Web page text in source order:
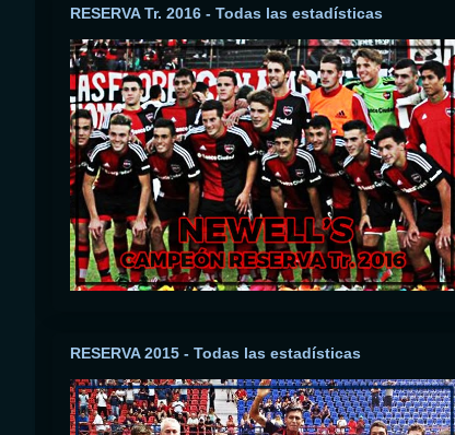
RESERVA Tr. 2016 - Todas las estadísticas
RESERVA 2015 - Todas las estadísticas